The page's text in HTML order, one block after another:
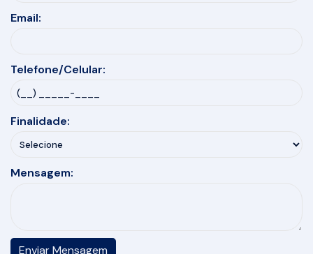
Email:
Telefone/Celular:
Finalidade:
Mensagem: